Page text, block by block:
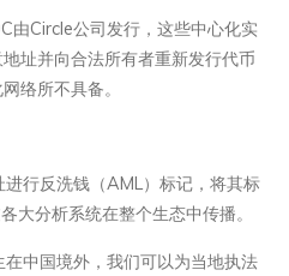
由Circle公司发行，这些中心化实
址并向合法所有者重新发行代币
络所不具备。
行反洗钱（AML）标记，将其标
大分析系统在整个生态中传播。
中国境外，我们可以为当地执法